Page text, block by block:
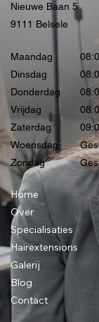
Maandag
Dinsdag
Donderdag
Vrijdag
Zaterdag
Woensdag
Zondag
Nieuwe Baan 5
9111 Belsele
Home
Over
Specialisaties
Hairextensions
Galerij
Blog
Contact